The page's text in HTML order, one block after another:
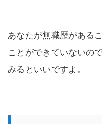
あなたが無職歴がある
ことができていないの
みるといいですよ。